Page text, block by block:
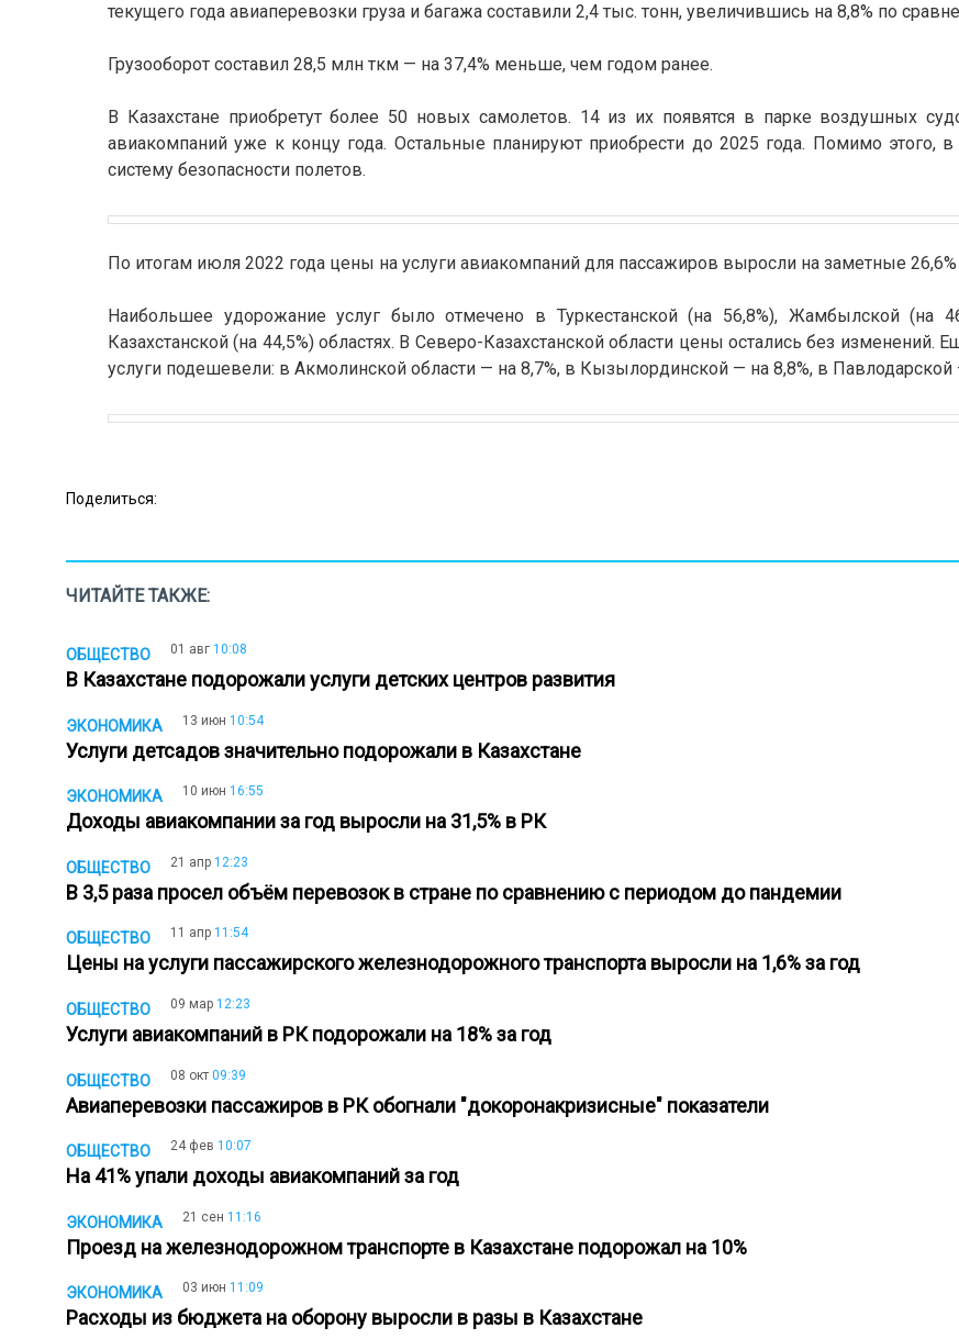
текущего года авиаперевозки груза и багажа составили 2,4 тыс. тонн, увеличившись на 8,8% по
Грузооборот составил 28,5 млн ткм — на 37,4% меньше, чем годом ранее.
В Казахстане приобретут более 50 новых самолетов. 14 из их появятся в парке воздушных
авиакомпаний уже к концу года. Остальные планируют приобрести до 2025 года. Помимо этого,
систему безопасности полетов.
По итогам июля 2022 года цены на услуги авиакомпаний для пассажиров выросли на заметные 26,6%
Наибольшее удорожание услуг было отмечено в Туркестанской (на 56,8%), Жамбылской (на
Казахстанской (на 44,5%) областях. В Северо-Казахстанской области цены остались без изменений.
услуги подешевели: в Акмолинской области — на 8,7%, в Кызылординской — на 8,8%, в Павлодарской
Поделиться:
ЧИТАЙТЕ ТАКЖЕ:
ОБЩЕСТВО 01 авг 10:08
В Казахстане подорожали услуги детских центров развития
ЭКОНОМИКА 13 июн 10:54
Услуги детсадов значительно подорожали в Казахстане
ЭКОНОМИКА 10 июн 16:55
Доходы авиакомпании за год выросли на 31,5% в РК
ОБЩЕСТВО 21 апр 12:23
В 3,5 раза просел объём перевозок в стране по сравнению с периодом до пандемии
ОБЩЕСТВО 11 апр 11:54
Цены на услуги пассажирского железнодорожного транспорта выросли на 1,6% за год
ОБЩЕСТВО 09 мар 12:23
Услуги авиакомпаний в РК подорожали на 18% за год
ОБЩЕСТВО 08 окт 09:39
Авиаперевозки пассажиров в РК обогнали "докоронакризисные" показатели
ОБЩЕСТВО 24 фев 10:07
На 41% упали доходы авиакомпаний за год
ЭКОНОМИКА 21 сен 11:16
Проезд на железнодорожном транспорте в Казахстане подорожал на 10%
ЭКОНОМИКА 03 июн 11:09
Расходы из бюджета на оборону выросли в разы в Казахстане